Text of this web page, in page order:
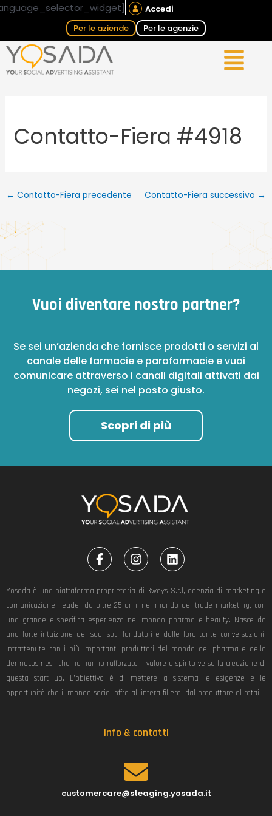
Vai
Accedi
Per le aziende
Per le agenzie
Contatto-Fiera #4918
Navigazione
← Contatto-Fiera precedente Contatto-Fiera successivo →
Vuoi diventare nostro partner?
Se sei un’azienda che fornisce prodotti o servizi al
canale delle farmacie e parafarmacie e vuoi
comunicare attraverso i canali digitali attivati dai
negozi, sei nel posto giusto.
Scopri di più
F
a
c
e
b
o
o
k
-
f
I
n
s
t
a
g
r
a
m
L
i
n
k
e
d
i
n
Yosada è una piattaforma proprietaria di 3ways S.r.l, agenzia di marketing e
comunicazione, leader da oltre 25 anni nel mondo del trade marketing, con
una grande e specifica esperienza nel mondo pharma e beauty. Nasce da
una forte intuizione dei suoi soci fondatori e dalle loro tante conversazioni,
intrattenute con i più importanti produttori del mondo del pharma e della
dermocosmesi, che ne hanno rafforzato il valore e spinto verso la creazione di
questa start up. L’obiettivo è di mettere a sistema le esigenze e le
opportunità che il mondo social offre all’intera filiera, dal produttore al retail.
Info & contatti
customercare@steaging.yosada.it